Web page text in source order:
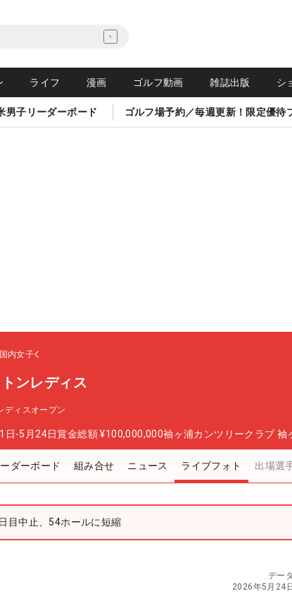
ライフ 漫画 ゴルフ動画 雑誌出版 シ
子リーダーボード ゴルフ場予約／毎週更新！限定優待
国内女子
ンレディス
ディスオープン
日-5月24日賞金総額 ¥100,000,000袖ヶ浦カンツリークラブ 袖
ーダーボード 組み合せ ニュース ライブフォト 出場選
目中止、54ホールに短縮
デー
2026年5月24